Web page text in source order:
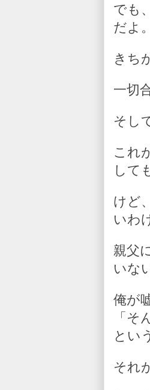
でも
だよ。
きち
一切
そし
これ
して
けど
いわ
親父
いな
俺が
「
とい
それ